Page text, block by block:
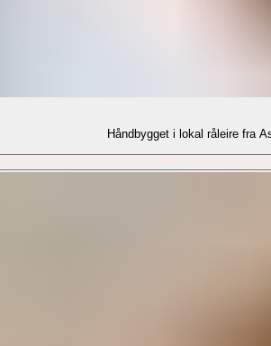
Håndbygget i lokal råleire fra